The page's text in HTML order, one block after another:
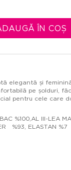
ÎN COȘ
elegantă și
pe șolduri,
pentru cele care
%100,AL III-LEA
%93, ELASTAN %7